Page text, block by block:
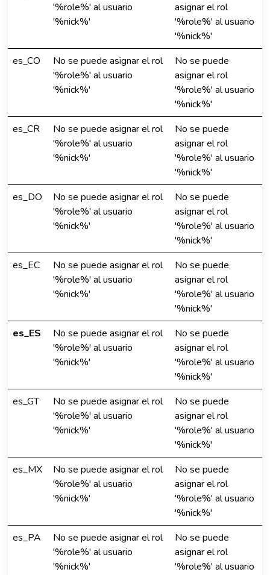
'%role%' al usuario
'%nick%'
asignar el rol
'%role%' al usuario
'%nick%'
es_CO
No se puede asignar el rol
'%role%' al usuario
'%nick%'
No se puede
asignar el rol
'%role%' al usuario
'%nick%'
es_CR
No se puede asignar el rol
'%role%' al usuario
'%nick%'
No se puede
asignar el rol
'%role%' al usuario
'%nick%'
es_DO
No se puede asignar el rol
'%role%' al usuario
'%nick%'
No se puede
asignar el rol
'%role%' al usuario
'%nick%'
es_EC
No se puede asignar el rol
'%role%' al usuario
'%nick%'
No se puede
asignar el rol
'%role%' al usuario
'%nick%'
es_ES
No se puede asignar el rol
'%role%' al usuario
'%nick%'
No se puede
asignar el rol
'%role%' al usuario
'%nick%'
es_GT
No se puede asignar el rol
'%role%' al usuario
'%nick%'
No se puede
asignar el rol
'%role%' al usuario
'%nick%'
es_MX
No se puede asignar el rol
'%role%' al usuario
'%nick%'
No se puede
asignar el rol
'%role%' al usuario
'%nick%'
es_PA
No se puede asignar el rol
'%role%' al usuario
'%nick%'
No se puede
asignar el rol
'%role%' al usuario